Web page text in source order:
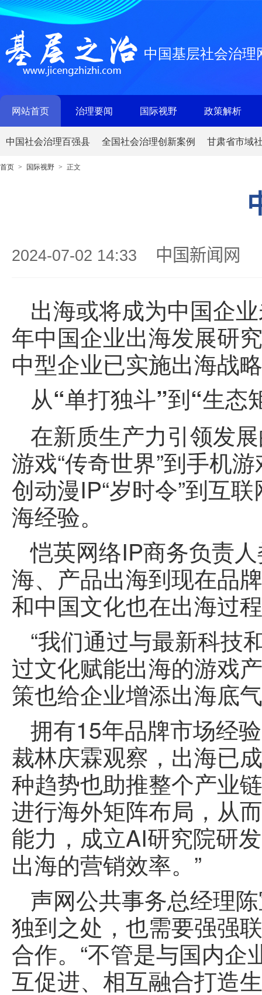
中国基层社会治理
网站首页 治理要闻 国际视野 政策解析
中国社会治理百强县 全国社会治理创新案例 甘肃省市域
首页 > 国际视野 > 正文
2024-07-02 14:33 中国新闻网
出海或将成为中国企
年中国企业出海发展研
中型企业已实施出海战
从“单打独斗”到“生态
在新质生产力引领发
游戏“传奇世界”到手机
创动漫IP“岁时令”到互
海经验。
恺英网络IP商务负责
海、产品出海到现在品
和中国文化也在出海过
“我们通过与最新科技
过文化赋能出海的游戏
策也给企业增添出海底
拥有15年品牌市场经
裁林庆霖观察，出海已
种趋势也助推整个产业
进行海外矩阵布局，从
能力，成立AI研究院研
出海的营销效率。”
声网公共事务总经理
独到之处，也需要强强
合作。“不管是与国内
互促进、相互融合打造